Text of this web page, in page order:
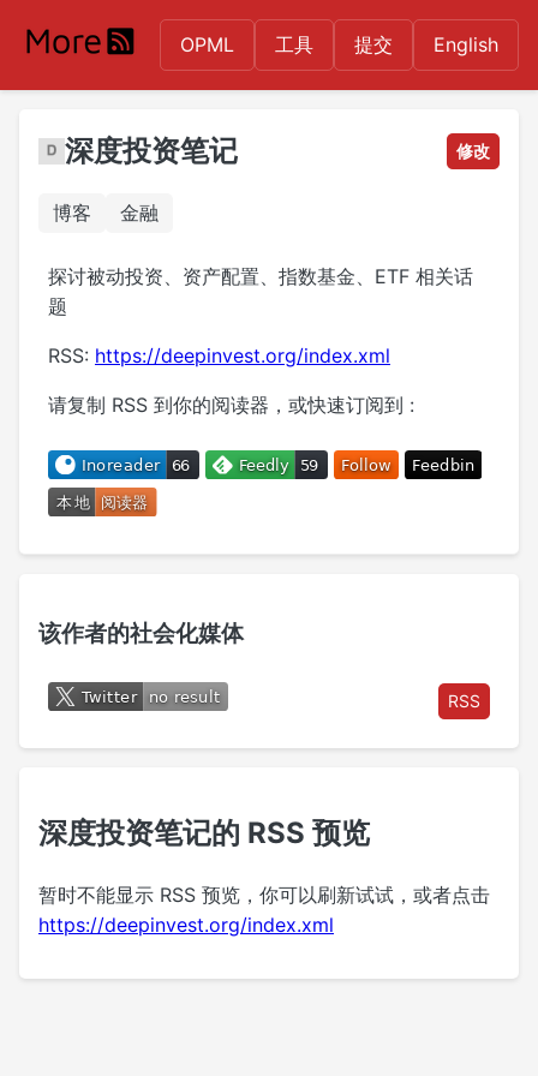
OPML 工具 提交 English
深度投资笔记 修改
博客 金融
探讨被动投资、资产配置、指数基金、ETF 相关话
题
RSS: https://deepinvest.org/index.xml
请复制 RSS 到你的阅读器，或快速订阅到 :
深度投资笔记的 RSS 预览
暂时不能显示 RSS 预览，你可以刷新试试，或者点击
https://deepinvest.org/index.xml
该作者的社会化媒体
RSS